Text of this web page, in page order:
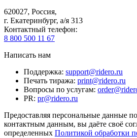
620027, Россия,
г. Екатеринбург, а/я 313
Контактный телефон:
8 800 500 11 67
Написать нам
Поддержка: support@ridero.ru
Печать тиража: print@ridero.ru
Вопросы по услугам:
PR: pr@ridero.ru
Предоставляя персональные данные
контактным данным, вы даёте своё
определенных Политикой обработки